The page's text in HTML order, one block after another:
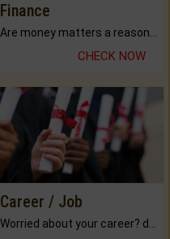
Finance
CHECK NOW
Career / Job
Worried about your career? don't know what is.